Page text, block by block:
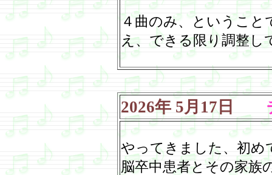
４曲のみ、ということ
え、できる限り調整し
2026年 5月 17日 チ
やってきました、初め
脳卒中患者とその家族